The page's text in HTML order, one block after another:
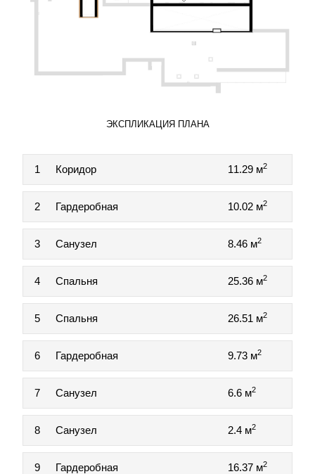
ЭКСПЛИКАЦИЯ ПЛАНА
1 Коридор 11.29 м2
2 Гардеробная 10.02 м2
3 Санузел 8.46 м2
4 Спальня 25.36 м2
5 Спальня 26.51 м2
6 Гардеробная 9.73 м2
7 Санузел 6.6 м2
8 Санузел 2.4 м2
9 Гардеробная 16.37 м2